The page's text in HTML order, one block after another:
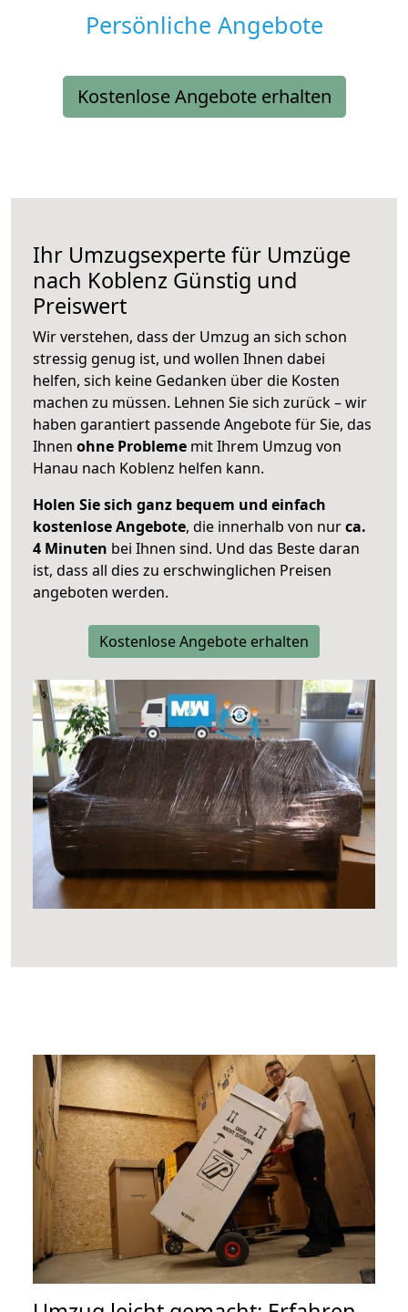
Persönliche Angebote
Kostenlose Angebote erhalten
Ihr Umzugsexperte für Umzüge
nach Koblenz Günstig und
Preiswert
Wir verstehen, dass der Umzug an sich schon
stressig genug ist, und wollen Ihnen dabei
helfen, sich keine Gedanken über die Kosten
machen zu müssen. Lehnen Sie sich zurück – wir
haben garantiert passende Angebote für Sie, das
Ihnen ohne Probleme mit Ihrem Umzug von
Hanau nach Koblenz helfen kann.
Holen Sie sich ganz bequem und einfach
kostenlose Angebote, die innerhalb von nurca.
4 Minuten bei Ihnen sind. Und das Beste daran
ist, dass all dies zu erschwinglichen Preisen
angeboten werden.
Kostenlose Angebote erhalten